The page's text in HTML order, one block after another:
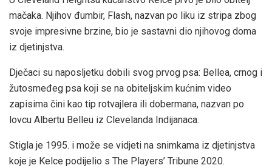
mačaka. Njihov đumbir, Flash, nazvan po liku iz stripa zbog
svoje impresivne brzine, bio je sastavni dio njihovog doma
iz djetinjstva.
Dječaci su naposljetku dobili svog prvog psa: Bellea, crnog i
žutosmeđeg psa koji se na obiteljskim kućnim video
zapisima čini kao tip rotvajlera ili dobermana, nazvan po
lovcu Albertu Belleu iz Clevelanda Indijanaca.
Stigla je 1995. i može se vidjeti na snimkama iz djetinjstva
koje je Kelce podijelio s The Players’ Tribune 2020.